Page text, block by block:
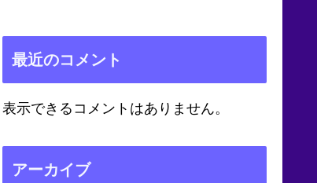
最近のコメント
表示できるコメントはありません。
アーカイブ